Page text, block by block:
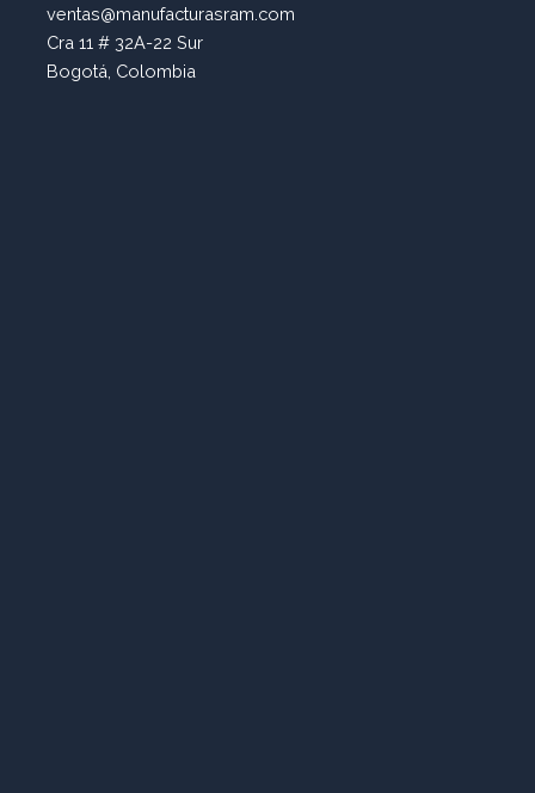
ventas@manufacturasram.com
Cra 11 # 32A-22 Sur
Bogotá, Colombia